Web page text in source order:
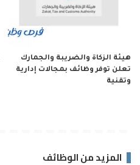
هيئة الزكاة والضريبة والجمارك
تعلن توفر وظائف بمجالات إدارية
وتقنية
المزيد من الوظائف